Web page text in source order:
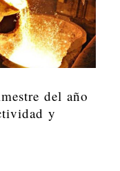
del año
y